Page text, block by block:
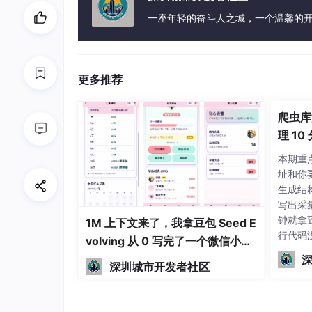
一座年轻的奋斗人之城，一个温馨的
更多推荐
1M 上下文来了，我拿豆包 Seed E
volving 从 0 写完了一个微信小程
序
深圳城市开发者社区
爬虫
理 10
本期重
址和你
生成结
写出采
钟就拿
行代码
述"哪
写受影